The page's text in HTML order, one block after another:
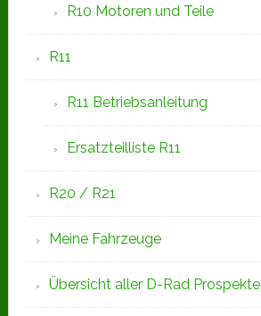
R10 Motoren und Teile
R11
R11 Betriebsanleitung
Ersatzteilliste R11
R20 / R21
Meine Fahrzeuge
Übersicht aller D-Rad Prospekte